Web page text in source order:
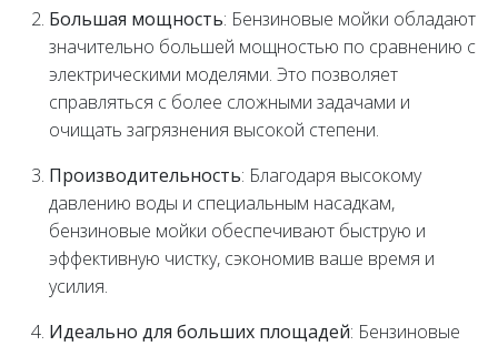
Большая мощность: Бензиновые мойки обладают
значительно большей мощностью по сравнению с
электрическими моделями. Это позволяет
справляться с более сложными задачами и
очищать загрязнения высокой степени.
Производительность: Благодаря высокому
давлению воды и специальным насадкам,
бензиновые мойки обеспечивают быструю и
эффективную чистку, сэкономив ваше время и
усилия.
Идеально для больших площадей: Бензиновые